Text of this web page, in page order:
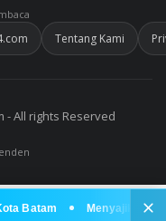
Tentang Kami
- All rights Reserved
Batam Menyajikan